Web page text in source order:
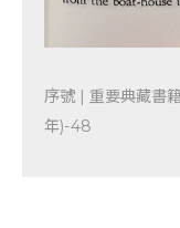
序號 | 重要典藏書
年)-48